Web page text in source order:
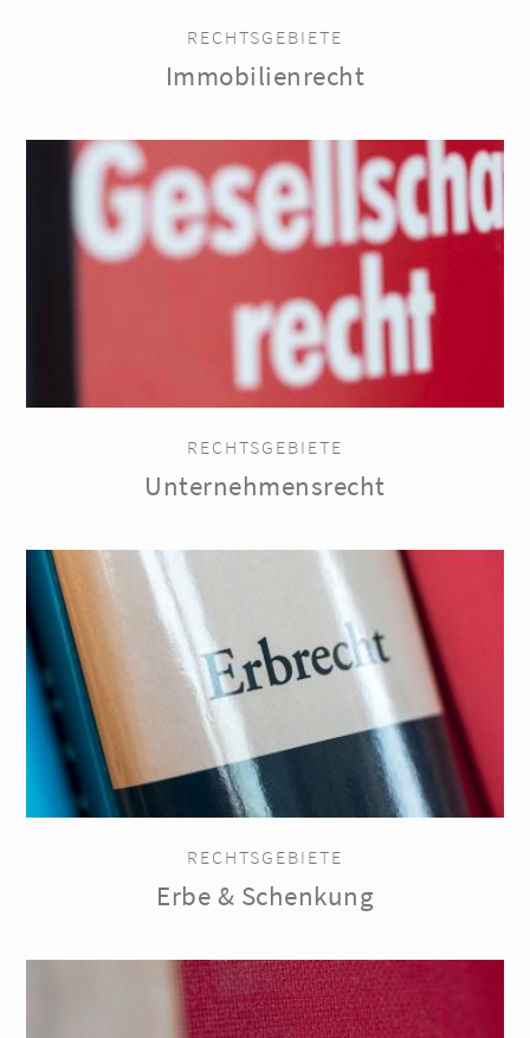
RECHTSGEBIETE
Immobilienrecht
RECHTSGEBIETE
Unternehmensrecht
RECHTSGEBIETE
Erbe & Schenkung